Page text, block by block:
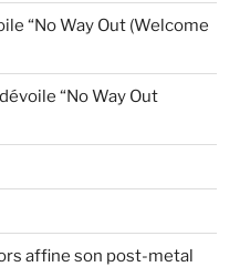
“No Way Out (Welcome
“No Way Out
affine son post-metal